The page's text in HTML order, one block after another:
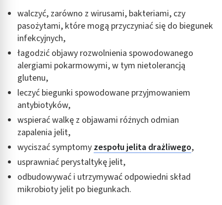
walczyć, zarówno z wirusami, bakteriami, czy
pasożytami, które mogą przyczyniać się do biegunek
infekcyjnych,
łagodzić objawy rozwolnienia spowodowanego
alergiami pokarmowymi, w tym nietolerancją
glutenu,
leczyć biegunki spowodowane przyjmowaniem
antybiotyków,
wspierać walkę z objawami różnych odmian
zapalenia jelit,
wyciszać symptomy zespołu jelita drażliwego,
usprawniać perystaltykę jelit,
odbudowywać i utrzymywać odpowiedni skład
mikrobioty jelit po biegunkach.